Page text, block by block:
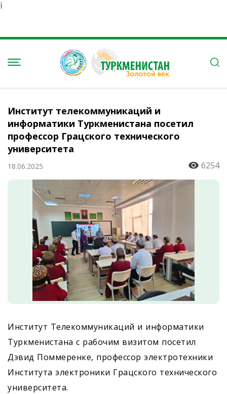
Ï
Институт телекоммуникаций и
информатики Туркменистана посетил
профессор Грацского технического
университета
18.06.2025 6254
Институт Телекоммуникаций и информатики
Туркменистана с рабочим визитом посетил
Дэвид Поммеренке, профессор электротехники
Института электроники Грацского технического
университета.